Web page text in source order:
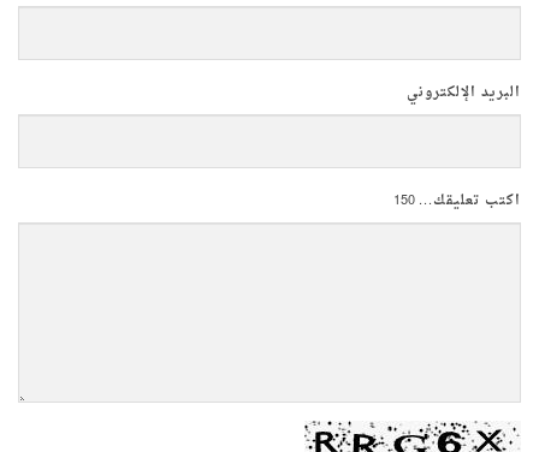
البريد الإلكتروني
اكتب تعليقك...150